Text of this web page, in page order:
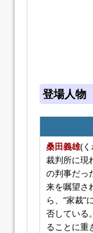
登場人物
桑田義雄(
裁判所に現
の判事だっ
来を嘱望さ
ら、“家裁”
否している
ることに重